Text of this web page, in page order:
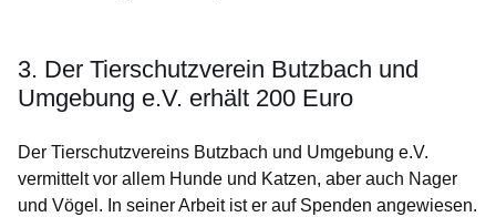
3. Der Tierschutzverein Butzbach und
Umgebung e.V. erhält 200 Euro
Der Tierschutzvereins Butzbach und Umgebung e.V.
vermittelt vor allem Hunde und Katzen, aber auch Nager
und Vögel. In seiner Arbeit ist er auf Spenden angewiesen.